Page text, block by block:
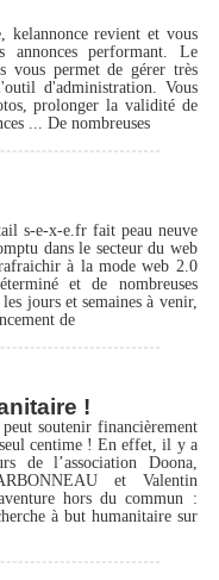
kelannonce revient et vous
annonces performant. Le
vous permet de gérer très
d'administration. Vous
prolonger la validité de
... De nombreuses
s-e-x-e.fr fait peau neuve
dans le secteur du web
à la mode web 2.0
et de nombreuses
jours et semaines à venir,
de
!
soutenir financièrement
centime ! En effet, il y a
de l’association Doona,
et Valentin
hors du commun :
à but humanitaire sur